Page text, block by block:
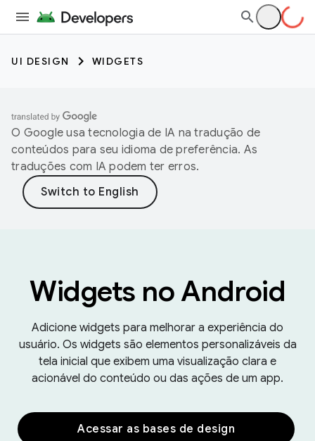
UI DESIGN WIDGETS
O Google usa tecnologia de IA na tradução de
conteúdos para seu idioma de preferência. As
traduções com IA podem ter erros.
Widgets no Android
Adicione widgets para melhorar a experiência do
usuário. Os widgets são elementos personalizáveis da
tela inicial que exibem uma visualização clara e
acionável do conteúdo ou das ações de um app.
Acessar as bases de design